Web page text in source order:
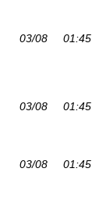
03/08 01:45
03/08 01:45
03/08 01:45